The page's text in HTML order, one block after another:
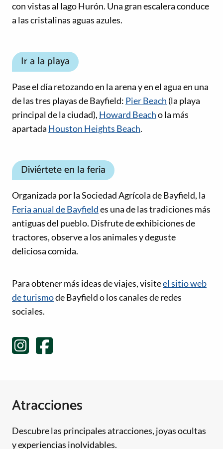
con vistas al lago Hurón. Una gran escalera conduce
a las cristalinas aguas azules.
Ir a la playa
Pase el día retozando en la arena y en el agua en una
de las tres playas de Bayfield: Pier Beach (la playa
principal de la ciudad), Howard Beacho la más
apartada Houston Heights Beach.
Diviértete en la feria
Organizada por la Sociedad Agrícola de Bayfield, la
Feria anual de Bayfieldes una de las tradiciones más
antiguas del pueblo. Disfrute de exhibiciones de
tractores, observe a los animales y deguste
deliciosa comida.
Enlaces de redes sociales
Para obtener más ideas de viajes, visiteel sitio web
de turismode Bayfield o los canales de redes
sociales.
Atracciones
Descubre las principales atracciones, joyas ocultas
y experiencias inolvidables.